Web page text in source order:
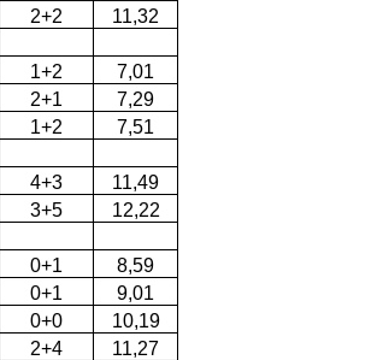
2+2 11,32
1+2
7,01
2+1
7,29
1+2 7,51
4+3
11,49
3+5 12,22
0+1
8,59
0+1
9,01
0+0
10,19
2+4
11,27